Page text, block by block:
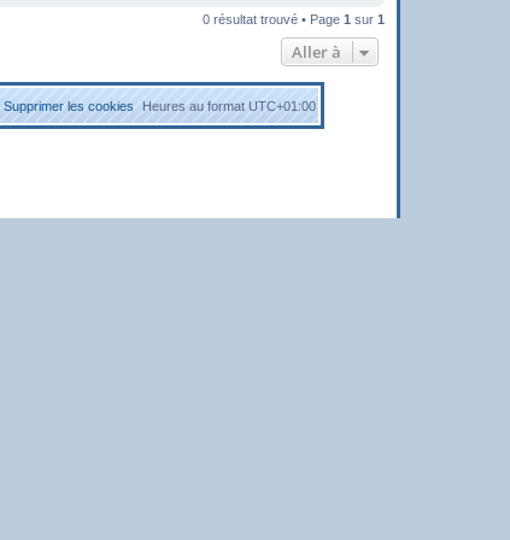
0 résultat trouvé • Page 1 sur 1
Aller à
Heures au formatUTC+01:00
Supprimer les cookies